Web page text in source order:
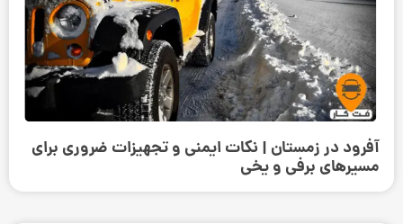
آفرود در زمستان | نکات ایمنی و تجهیزات ضروری برای
مسیرهای برفی و یخی